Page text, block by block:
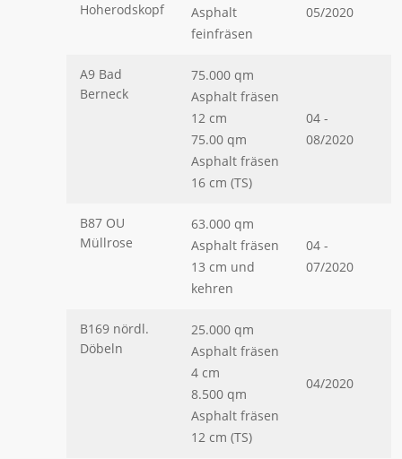
Hoherodskopf
Asphalt
feinfräsen
05/2020
A9 Bad
Berneck
75.000 qm
Asphalt fräsen
12 cm
75.00 qm
Asphalt fräsen
16 cm (TS)
04 -
08/2020
B87 OU
Müllrose
63.000 qm
Asphalt fräsen
13 cm und
kehren
04 -
07/2020
B169 nördl.
Döbeln
25.000 qm
Asphalt fräsen
4 cm
8.500 qm
Asphalt fräsen
12 cm (TS)
04/2020